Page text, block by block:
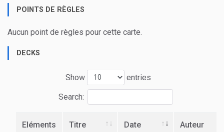
POINTS DE RÈGLES
Aucun point de règles pour cette carte.
DECKS
Show entries
Search:
Eléments Titre Date Auteur